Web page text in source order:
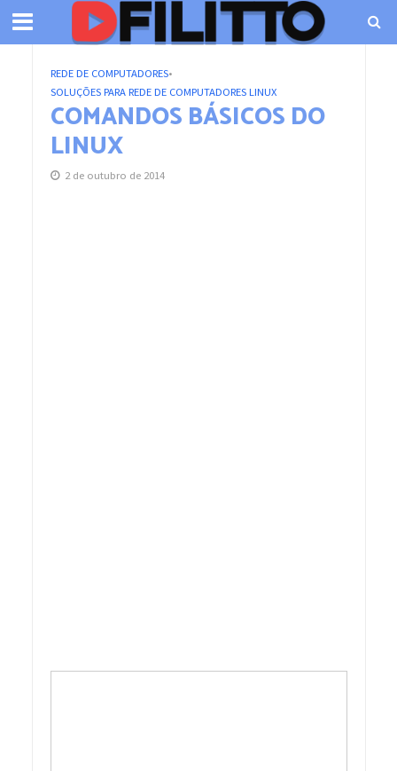
REDE DE COMPUTADORES•
SOLUÇÕES PARA REDE DE COMPUTADORES LINUX
COMANDOS BÁSICOS DO
LINUX
2 de outubro de 2014